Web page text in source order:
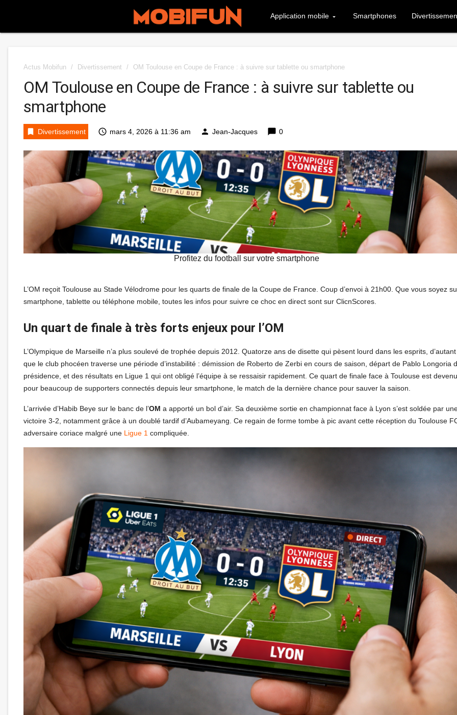
Application mobile Smartphones
Actus Mobifun / Divertissement / OM Toulouse en Coupe de France : à suivre sur tablette ou smartphone
OM Toulouse en Coupe de France : à suivre sur tablette ou
smartphone
bookmark Divertissement access_time mars 4, 2026 à 11:36 am person Jean-Jacques chat_bubble 0
Profitez du football sur votre smartphone
L’OM reçoit Toulouse au Stade Vélodrome pour les quarts de finale de la Coupe de France. Coup d’envoi à 21h00. Que vous soyez
smartphone, tablette ou téléphone mobile, toutes les infos pour suivre ce choc en direct sont sur ClicnScores.
Un quart de finale à très forts enjeux pour l’OM
L’Olympique de Marseille n’a plus soulevé de trophée depuis 2012. Quatorze ans de disette qui pèsent lourd dans les esprits, d’autant
que le club phocéen traverse une période d’instabilité : démission de Roberto de Zerbi en cours de saison, départ de Pablo Longoria
présidence, et des résultats en Ligue 1 qui ont obligé l’équipe à se ressaisir rapidement. Ce quart de finale face à Toulouse est
pour beaucoup de supporters connectés depuis leur smartphone, le match de la dernière chance pour sauver la saison.
L’arrivée d’Habib Beye sur le banc de l’OM a apporté un bol d’air. Sa deuxième sortie en championnat face à Lyon s’est soldée par
victoire 3-2, notamment grâce à un doublé tardif d’Aubameyang. Ce regain de forme tombe à pic avant cette réception du Toulouse
adversaire coriace malgré une Ligue 1 compliquée.